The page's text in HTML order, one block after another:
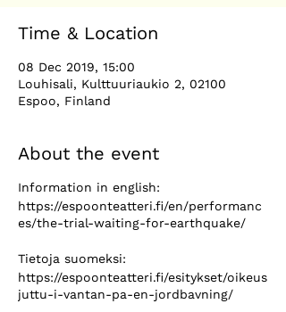
Time & Location
08 Dec 2019, 15:00
Louhisali, Kulttuuriaukio 2, 02100
Espoo, Finland
About the event
Information in english:
https://espoonteatteri.fi/en/performanc
es/the-trial-waiting-for-earthquake/
Tietoja suomeksi:
https://espoonteatteri.fi/esitykset/oikeus
juttu-i-vantan-pa-en-jordbavning/